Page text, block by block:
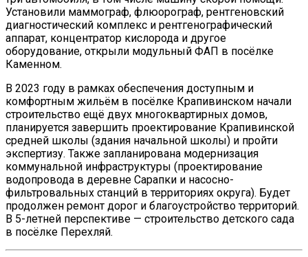
Установили маммограф, флюорограф, рентгеновский
диагностический комплекс и рентгенографический
аппарат, концентратор кислорода и другое
оборудование, открыли модульный ФАП в посёлке
Каменном.
В 2023 году в рамках обеспечения доступным и
комфортным жильём в посёлке Крапивинском начали
строительство ещё двух многоквартирных домов,
планируется завершить проектирование Крапивинской
средней школы (здания начальной школы) и пройти
экспертизу. Также запланирована модернизация
коммунальной инфраструктуры (проектирование
водопровода в деревне Сарапки и насосно-
фильтровальных станций в территориях округа). Будет
продолжен ремонт дорог и благоустройство территорий.
В 5-летней перспективе — строительство детского сада
в посёлке Перехляй.